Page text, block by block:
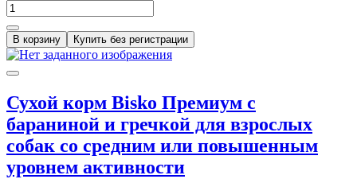
В корзину Купить без регистрации
Сухой корм Bisko Премиум с
бараниной и гречкой для взрослых
собак со средним или повышенным
уровнем активности